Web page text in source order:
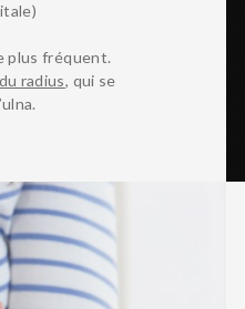
plus fréquent.
radius, qui se